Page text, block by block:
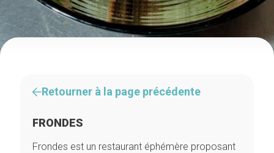
Retourner à la page précédente
FRONDES
Frondes est un restaurant éphémère proposant